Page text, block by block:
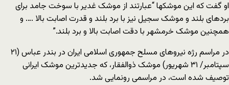
او گفت که این موشکها “عبارتند از موشک غدیر با سوخت جامد برای
بردهای بلند و موشک سجیل نیز با برد بلند و قدرت اصابت بالا …. و
همچنین موشک خرمشهر با دقت اصابت بالا و برد بلند.”
در مراسم رژه نیروهای مسلح جمهوری اسلامی ایران در بندر عباس (۲۱
سپتامبر/ ۳۱ شهریور) موشک ذوالفقار، که جدیدترین موشک ایرانی
توصیف شده است، در مراسمی رونمایی شد.